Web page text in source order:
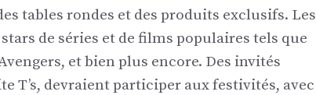
tables rondes et des produits exclusifs. Les
de séries et de films populaires tels que
et bien plus encore. Des invités
T’s, devraient participer aux festivités, avec